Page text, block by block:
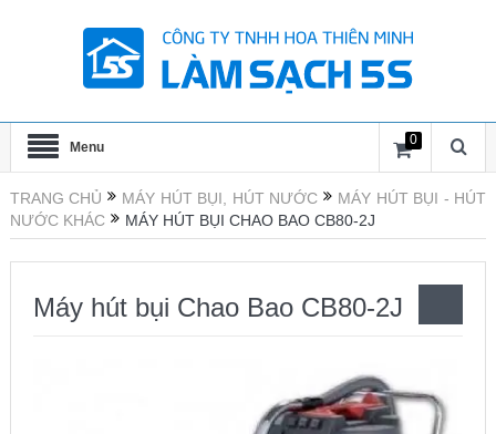
Menu 0
TRANG CHỦ MÁY HÚT BỤI, HÚT NƯỚC
MÁY HÚT BỤI - HÚT
NƯỚC KHÁC
MÁY HÚT BỤI CHAO BAO CB80-2J
Máy hút bụi Chao Bao CB80-2J